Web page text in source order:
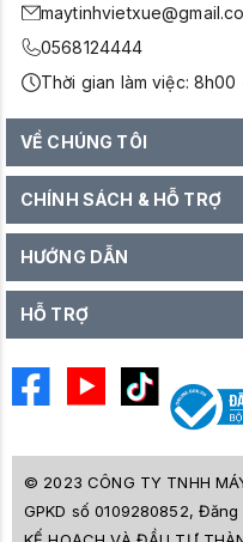
0568124444
Thời gian làm việc: 8h00
VỀ CHÚNG TÔI
CHÍNH SÁCH & HỖ TRỢ
HƯỚNG DẪN
HỖ TRỢ
© 2023 CÔNG TY TNHH
GPKD số 0109280852,